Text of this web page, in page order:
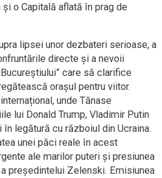
o Capitală aflată în prag de
lipsei unor dezbateri serioase, a
directe și a nevoii
care să clarifice
orașul pentru viitor.
unde Tănase
lui Donald Trump, Vladimir Putin
legătură cu războiul din Ucraina.
unei păci reale în acest
ale marilor puteri și presiunea
președintelui Zelenski. Emisiunea